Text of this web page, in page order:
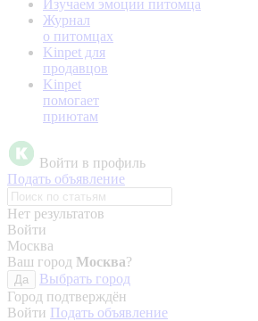
Изучаем эмоции питомца
Журнал
о питомцах
Kinpet для
продавцов
Kinpet
помогает
приютам
Войти в профиль
Подать объявление
Нет результатов
Войти
Москва
Ваш город Москва?
Да
Выбрать город
Город подтверждён
Войти Подать объявление